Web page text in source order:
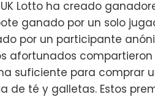
UK Lotto ha creado
ganado por un solo
por un participante
afortunados
suficiente para comprar
de té y galletas. Estos